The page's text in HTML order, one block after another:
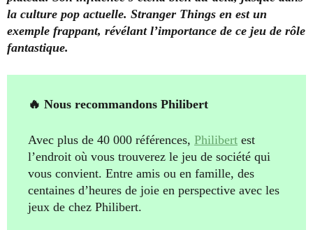
la culture pop actuelle. Stranger Things en est un
exemple frappant, révélant l’importance de ce jeu de rôle
fantastique.
🔥 Nous recommandons Philibert
Avec plus de 40 000 références, Philibert est
l’endroit où vous trouverez le jeu de société qui
vous convient. Entre amis ou en famille, des
centaines d’heures de joie en perspective avec les
jeux de chez Philibert.